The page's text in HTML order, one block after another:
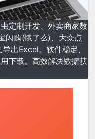
定制开发、外卖商家数
闪购(饿了么)、大众点
出Excel。软件稳定、
下载。高效解决数据获